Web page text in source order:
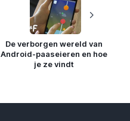
De verborgen wereld van
Android-paaseieren en hoe
je ze vindt